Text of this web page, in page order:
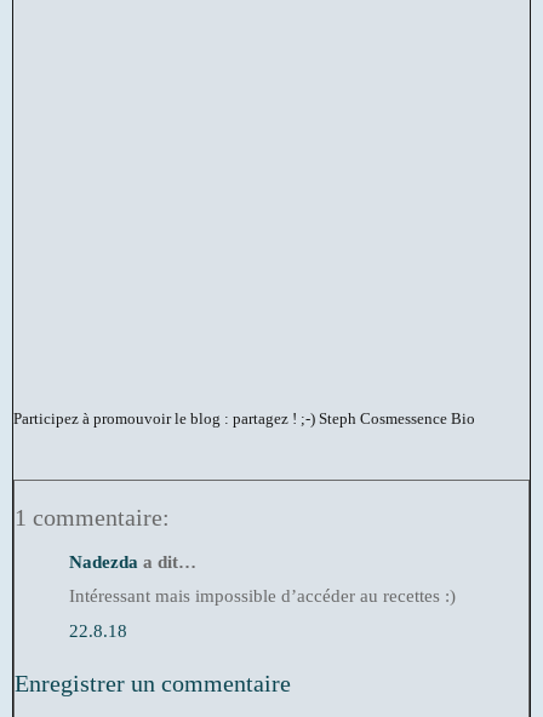
Participez à promouvoir le blog : partagez ! ;-) Steph Cosmessence Bio
1 commentaire:
Nadezda a dit…
Intéressant mais impossible d’accéder au recettes :)
22.8.18
Enregistrer un commentaire